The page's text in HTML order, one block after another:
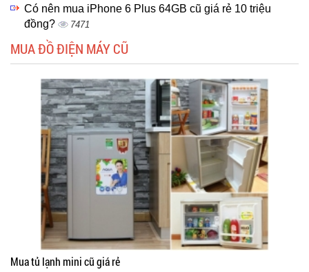
Có nên mua iPhone 6 Plus 64GB cũ giá rẻ 10 triệu
đồng?
7471
MUA ĐỒ ĐIỆN MÁY CŨ
Mua tủ lạnh mini cũ giá rẻ